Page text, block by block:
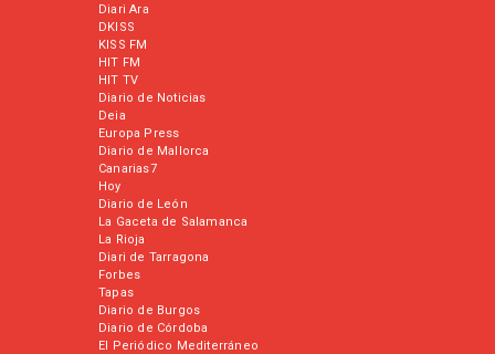
Diari Ara
DKISS
KISS FM
HIT FM
HIT TV
Diario de Noticias
Deia
Europa Press
Diario de Mallorca
Canarias7
Hoy
Diario de León
La Gaceta de Salamanca
La Rioja
Diari de Tarragona
Forbes
Tapas
Diario de Burgos
Diario de Córdoba
El Periódico Mediterráneo